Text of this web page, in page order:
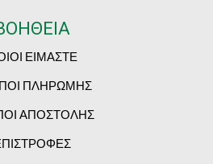
ΕΙΜΑΣΤΕ
ΠΛΗΡΩΜΗΣ
ΑΠΟΣΤΟΛΗΣ